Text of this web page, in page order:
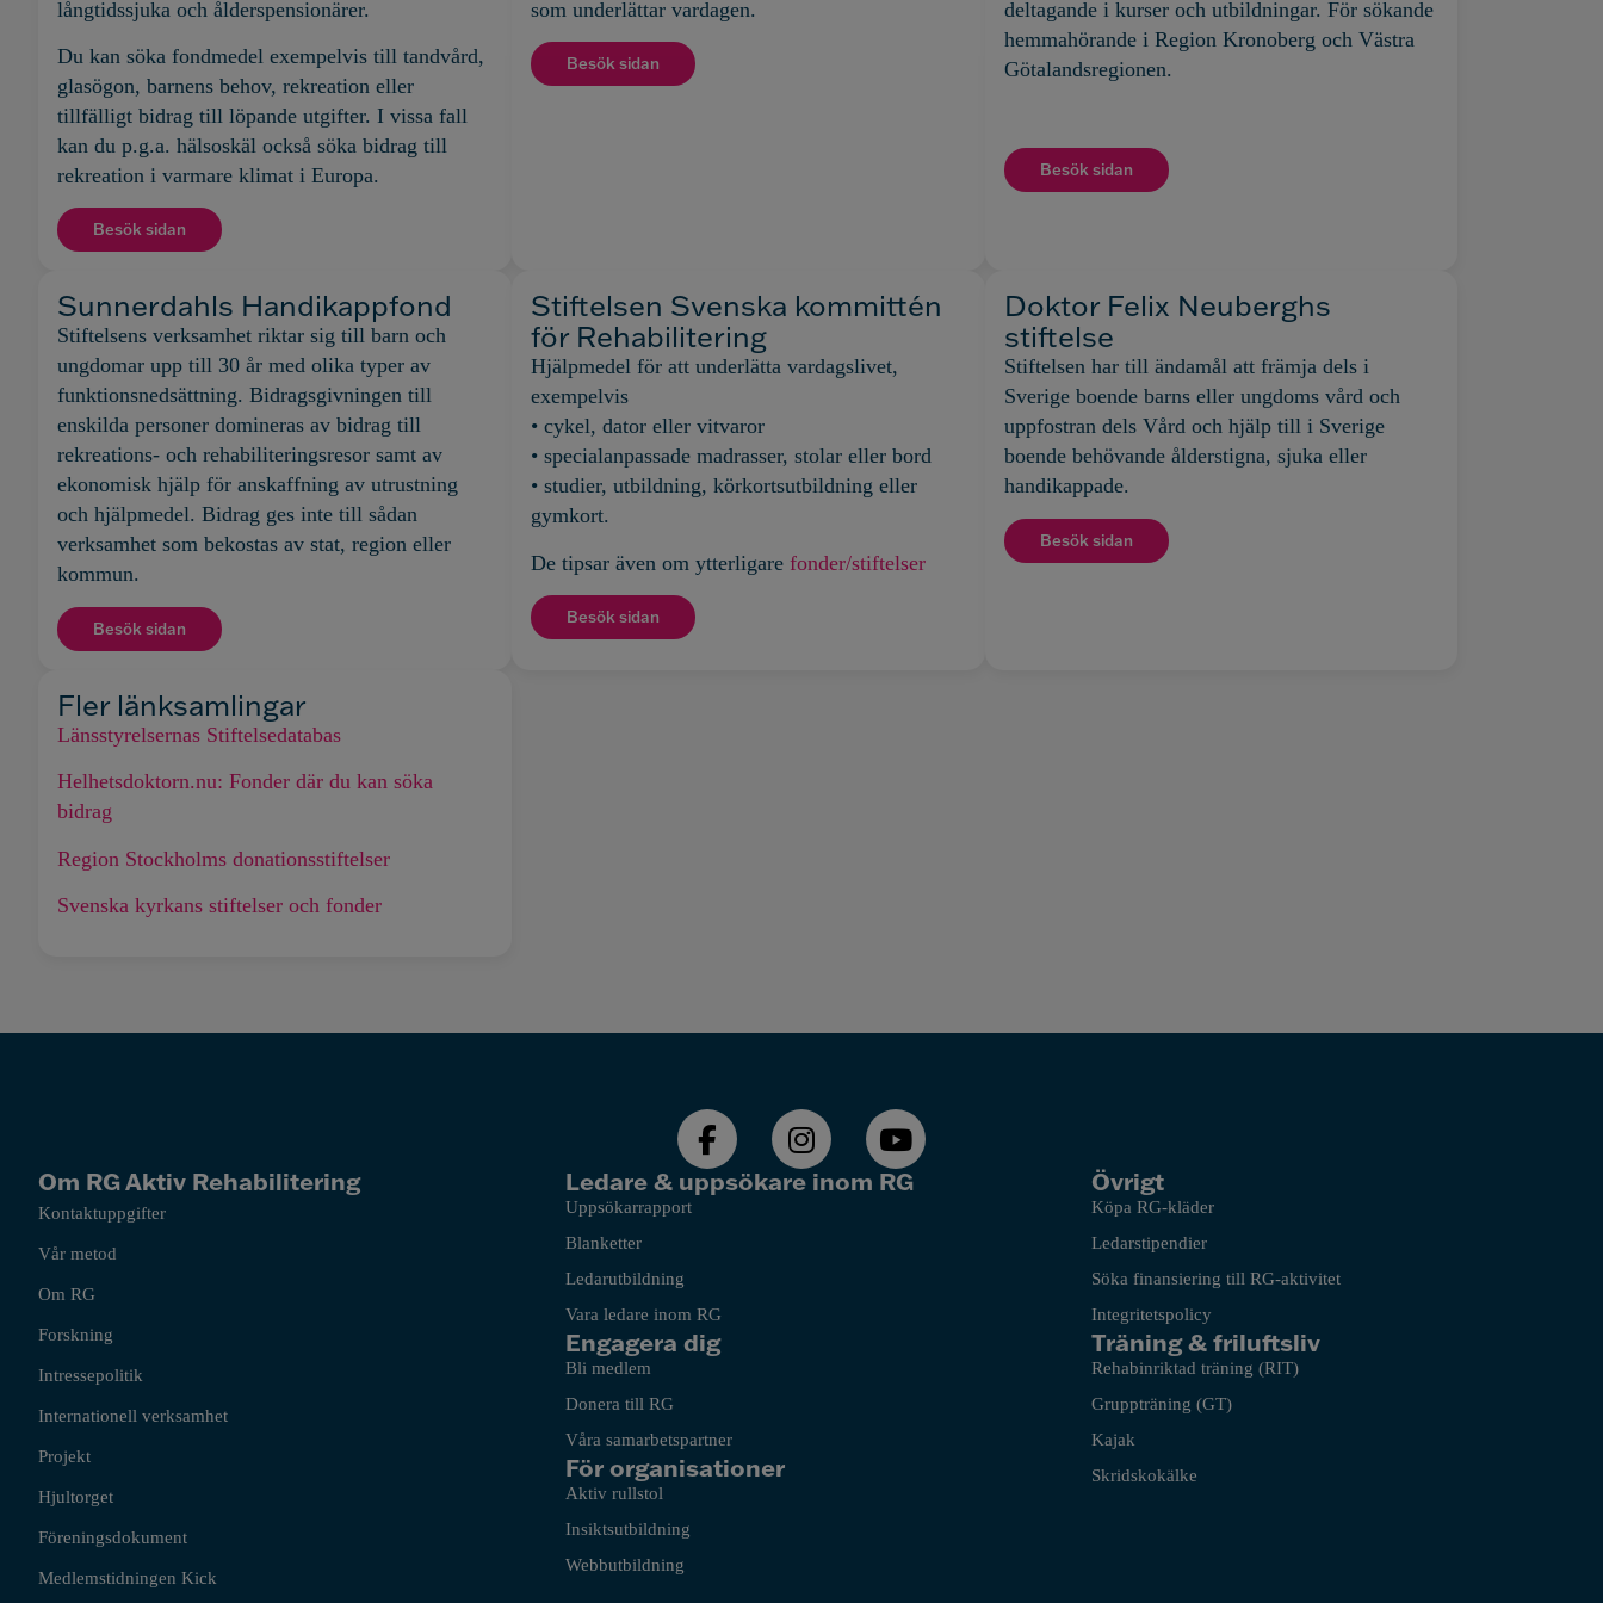
långtidssjuka och ålderspensionärer.
Du kan söka fondmedel exempelvis till tandvård,
glasögon, barnens behov, rekreation eller
tillfälligt bidrag till löpande utgifter. I vissa fall
kan du p.g.a. hälsoskäl också söka bidrag till
rekreation i varmare klimat i Europa.
Besök sidan
som underlättar vardagen.
Besök sidan
deltagande i kurser och utbildningar. För sökande
hemmahörande i Region Kronoberg och Västra
Götalandsregionen.
Besök sidan
Sunnerdahls Handikappfond
Stiftelsens verksamhet riktar sig till barn och
ungdomar upp till 30 år med olika typer av
funktionsnedsättning. Bidragsgivningen till
enskilda personer domineras av bidrag till
rekreations- och rehabiliteringsresor samt av
ekonomisk hjälp för anskaffning av utrustning
och hjälpmedel. Bidrag ges inte till sådan
verksamhet som bekostas av stat, region eller
kommun.
Besök sidan
Stiftelsen Svenska kommittén
för Rehabilitering
Hjälpmedel för att underlätta vardagslivet,
exempelvis
• cykel, dator eller vitvaror
• specialanpassade madrasser, stolar eller bord
• studier, utbildning, körkortsutbildning eller
gymkort.
De tipsar även om ytterligare fonder/stiftelser
Besök sidan
Doktor Felix Neuberghs
stiftelse
Stiftelsen har till ändamål att främja dels i
Sverige boende barns eller ungdoms vård och
uppfostran dels Vård och hjälp till i Sverige
boende behövande ålderstigna, sjuka eller
handikappade.
Besök sidan
Fler länksamlingar
Länsstyrelsernas Stiftelsedatabas
Helhetsdoktorn.nu: Fonder där du kan söka
bidrag
Region Stockholms donationsstiftelser
Svenska kyrkans stiftelser och fonder
Om RG Aktiv Rehabilitering
Kontaktuppgifter
Vår metod
Om RG
Forskning
Intressepolitik
Internationell verksamhet
Projekt
Hjultorget
Föreningsdokument
Medlemstidningen Kick
Ledare & uppsökare inom RG
Uppsökarrapport
Blanketter
Ledarutbildning
Vara ledare inom RG
Engagera dig
Bli medlem
Donera till RG
Våra samarbetspartner
För organisationer
Aktiv rullstol
Insiktsutbildning
Webbutbildning
Övrigt
Köpa RG-kläder
Ledarstipendier
Söka finansiering till RG-aktivitet
Integritetspolicy
Träning & friluftsliv
Rehabinriktad träning (RIT)
Gruppträning (GT)
Kajak
Skridskokälke